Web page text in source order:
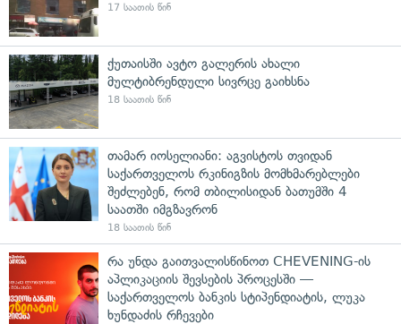
17 საათის წინ
ქუთაისში ავტო გალერის ახალი
მულტიბრენდული სივრცე გაიხსნა
18 საათის წინ
თამარ იოსელიანი: აგვისტოს თვიდან
საქართველოს რკინიგზის მომხმარებლები
შეძლებენ, რომ თბილისიდან ბათუმში 4
საათში იმგზავრონ
18 საათის წინ
რა უნდა გაითვალისწინოთ CHEVENING-ის
აპლიკაციის შევსების პროცესში —
საქართველოს ბანკის სტიპენდიატის, ლუკა
ხუნდაძის რჩევები